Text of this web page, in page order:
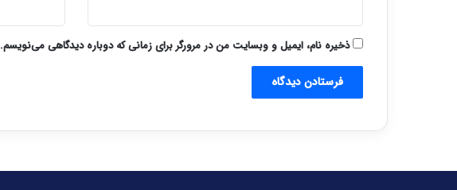
ذخیره نام، ایمیل و وبسایت من در مرورگر برای زمانی که دوباره دیدگاهی می‌نویسم.